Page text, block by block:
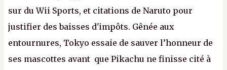
sur du Wii Sports, et citations de Naruto pour
justifier des baisses d'impôts. Gênée aux
entournures, Tokyo essaie de sauver l’honneur de
ses mascottes avant que Pikachu ne finisse cité à